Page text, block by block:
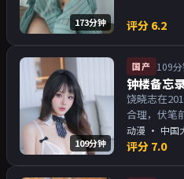
173分钟 评分 6.2
109分钟
国产 109分
钟楼备忘
饶晓志在
合理，伏笔
当。主演以
物关系的观
动漫 · 中国
评分 7.0